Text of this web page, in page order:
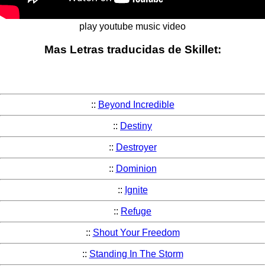
play youtube music video
Mas Letras traducidas de Skillet:
:: Beyond Incredible
:: Destiny
:: Destroyer
:: Dominion
:: Ignite
:: Refuge
:: Shout Your Freedom
:: Standing In The Storm